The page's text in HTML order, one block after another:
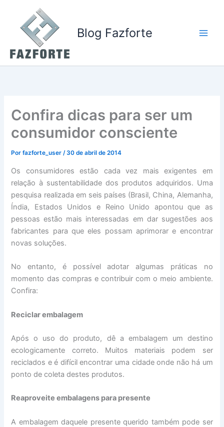
conteúdo
Blog Fazforte
Confira dicas para ser um
consumidor consciente
Porfazforte_user/30 de abril de 2014
Os consumidores estão cada vez mais exigentes em
relação à sustentabilidade dos produtos adquiridos. Uma
pesquisa realizada em seis países (Brasil, China, Alemanha,
Índia, Estados Unidos e Reino Unido apontou que as
pessoas estão mais interessadas em dar sugestões aos
fabricantes para que eles possam aprimorar e encontrar
novas soluções.
No entanto, é possível adotar algumas práticas no
momento das compras e contribuir com o meio ambiente.
Confira:
Reciclar embalagem
Após o uso do produto, dê a embalagem um destino
ecologicamente correto. Muitos materiais podem ser
reciclados e é difícil encontrar uma cidade onde não há um
ponto de coleta destes produtos.
Reaproveite embalagens para presente
A embalagem daquele presente querido também pode ser